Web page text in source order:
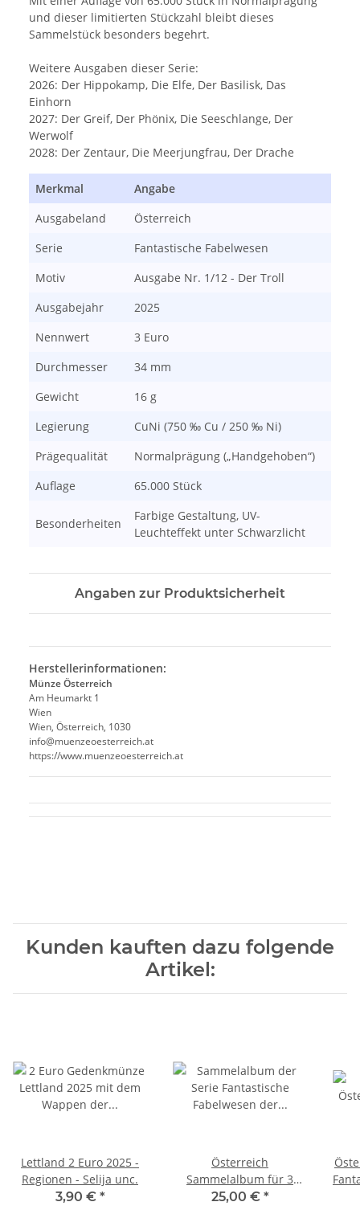
und dieser limitierten Stückzahl bleibt dieses
Sammelstück besonders begehrt.
Weitere Ausgaben dieser Serie:
2026: Der Hippokamp, Die Elfe, Der Basilisk, Das
Einhorn
2027: Der Greif, Der Phönix, Die Seeschlange, Der
Werwolf
2028: Der Zentaur, Die Meerjungfrau, Der Drache
Merkmal
Angabe
Ausgabeland
Österreich
Serie
Fantastische Fabelwesen
Motiv
Ausgabe Nr. 1/12 - Der Troll
Ausgabejahr
2025
Nennwert
3 Euro
Durchmesser
34 mm
Gewicht
16 g
Legierung
CuNi (750 ‰ Cu / 250 ‰ Ni)
Prägequalität
Normalprägung („Handgehoben“)
Auflage
65.000 Stück
Besonderheiten
Farbige Gestaltung, UV-
Leuchteffekt unter Schwarzlicht
Angaben zur Produktsicherheit
Herstellerinformationen:
Münze Österreich
Am Heumarkt 1
Wien
Wien, Österreich, 1030
info@muenzeoesterreich.at
https://www.muenzeoesterreich.at
Kunden kauften dazu folgende
Artikel:
Lettland 2 Euro 2025 -
Regionen - Selija unc.
3,90 € *
Österreich
Sammelalbum für 3
Euro Serie - Fantastische
25,00 € *